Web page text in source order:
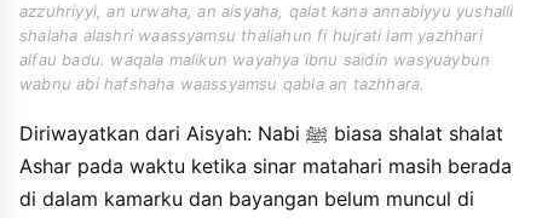
azzuhriyyi, an urwaha, an aisyaha, qalat kana annabiyyu yushalli
shalaha alashri waassyamsu thaliahun fi hujrati lam yazhhari
alfau badu. waqala malikun wayahya ibnu saidin wasyuaybun
wabnu abi hafshaha waassyamsu qabla an tazhhara.
Diriwayatkan dari Aisyah: Nabi ﷺ biasa shalat shalat
Ashar pada waktu ketika sinar matahari masih berada
di dalam kamarku dan bayangan belum muncul di